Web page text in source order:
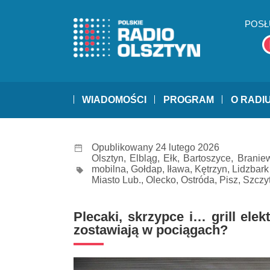
WIADOMOŚCI PROGRAM O
Opublikowany 24 lutego 2026
Olsztyn, Elbląg, Ełk, Bartoszyce,
mobilna, Gołdap, Iława, Kętrzyn,
Miasto Lub., Olecko, Ostróda, Pisz,
Plecaki, skrzypce i… grill
zostawiają w pociągach?